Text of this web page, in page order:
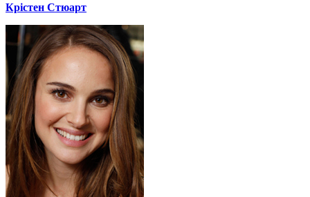
Крістен Стюарт